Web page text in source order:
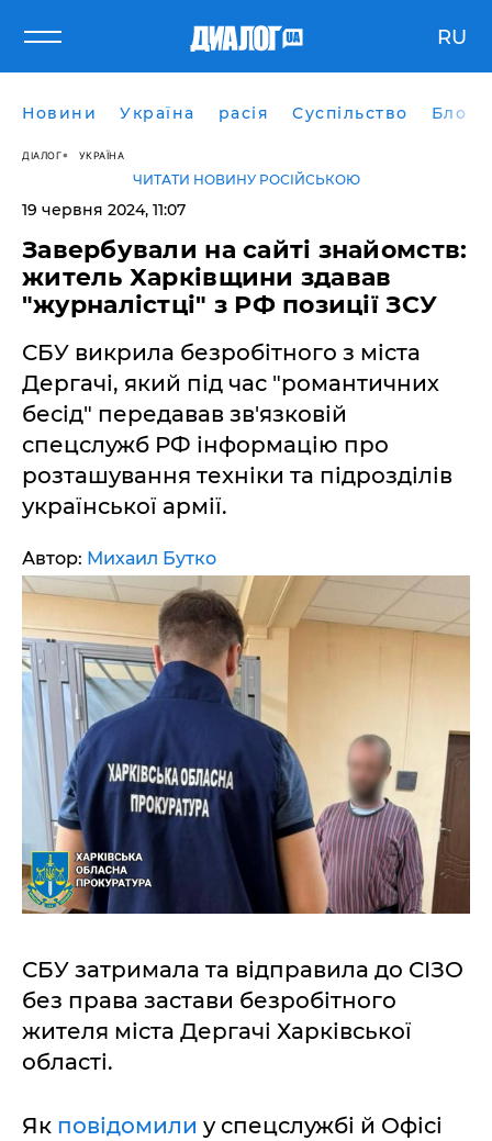
RU
Новини Україна расія Суспільство Блоги
ДІАЛОГ УКРАЇНА
ЧИТАТИ НОВИНУ РОСІЙСЬКОЮ
19 червня 2024, 11:07
Завербували на сайті знайомств:
житель Харківщини здавав
"журналістці" з РФ позиції ЗСУ
СБУ викрила безробітного з міста
Дергачі, який під час "романтичних
бесід" передавав зв'язковій
спецслужб РФ інформацію про
розташування техніки та підрозділів
української армії.
Автор: Михаил Бутко
СБУ затримала та відправила до СІЗО
без права застави безробітного
жителя міста Дергачі Харківської
області.
Як повідомили у спецслужбі й Офісі